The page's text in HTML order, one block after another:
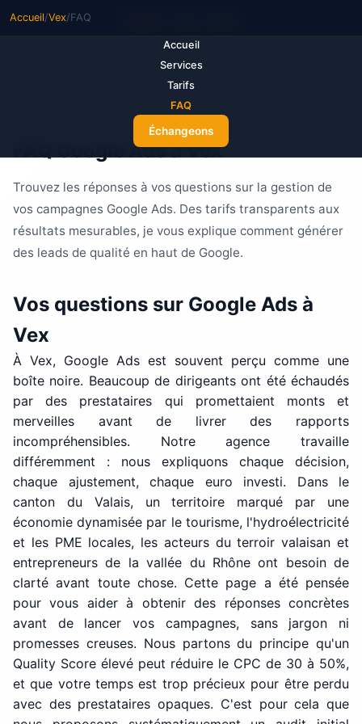
Accueil
Services
Tarifs
FAQ
Échangeons
Accueil/Vex/FAQ
FAQ Google Ads à Vex
Trouvez les réponses à vos questions sur la gestion de
vos campagnes Google Ads. Des tarifs transparents aux
résultats mesurables, je vous explique comment générer
des leads de qualité en haut de Google.
Vos questions sur Google Ads à
Vex
À Vex, Google Ads est souvent perçu comme une
boîte noire. Beaucoup de dirigeants ont été échaudés
par des prestataires qui promettaient monts et
merveilles avant de livrer des rapports
incompréhensibles. Notre agence travaille
différemment : nous expliquons chaque décision,
chaque ajustement, chaque euro investi. Dans le
canton du Valais, un territoire marqué par une
économie dynamisée par le tourisme, l'hydroélectricité
et les PME locales, les acteurs du terroir valaisan et
entrepreneurs de la vallée du Rhône ont besoin de
clarté avant toute chose. Cette page a été pensée
pour vous aider à obtenir des réponses concrètes
avant de lancer vos campagnes, sans jargon ni
promesses creuses. Nous partons du principe qu'un
Quality Score élevé peut réduire le CPC de 30 à 50%,
et que votre temps est trop précieux pour être perdu
avec des prestataires opaques. C'est pour cela que